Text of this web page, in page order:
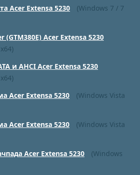
Acer Extensa 5230
(Windows 7 / 7
(GTM380E) Acer Extensa 5230
и AHCI Acer Extensa 5230
Acer Extensa 5230
(Windows Vista
Acer Extensa 5230
(Windows Vista
Acer Extensa 5230
(Windows